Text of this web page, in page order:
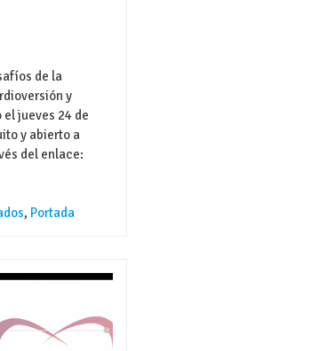
de la
y
jueves 24 de
y abierto a
del enlace:
, Portada